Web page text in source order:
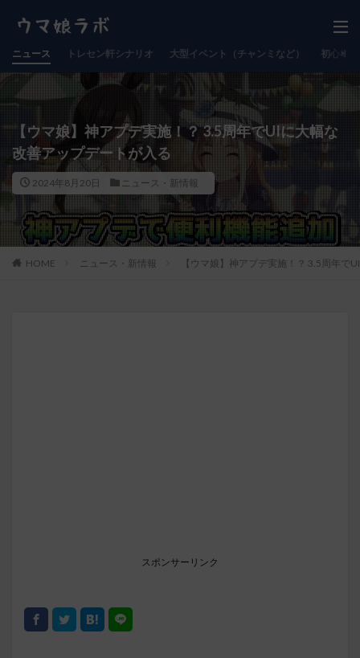
ニュース トレセン軒シナリオ 大型イベント（チャンミなど） 初心者
【ウマ娘】神アプデ実施！？ 3.5周年でUIに大幅な
改善アップデートが入る
2024年8月20日 ニュース・新情報
HOME ニュース・新情報 【ウマ娘】神アプデ実施！？ 3.5周年で
スポンサーリンク